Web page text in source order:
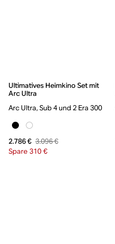
Ultimatives Heimkino Set mit
Arc Ultra
Arc Ultra, Sub 4 und 2 Era 300
2.786 € 3.096 €
Spare 310 €